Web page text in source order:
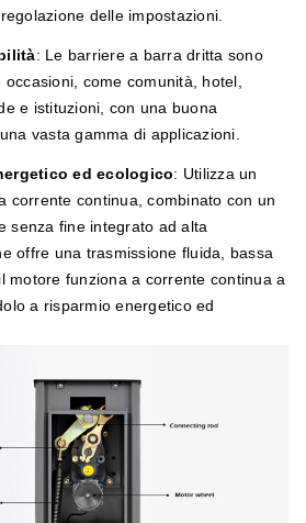
delle impostazioni.
: Le barriere a barra dritta sono
come comunità, hotel,
e istituzioni, con una buona
vasta gamma di applicazioni.
ed ecologico: Utilizza un
corrente continua, combinato con un
senza fine integrato ad alta
offre una trasmissione fluida, bassa
motore funziona a corrente continua a
a risparmio energetico ed